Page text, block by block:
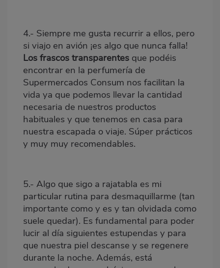
4.- Siempre me gusta recurrir a ellos, pero
si viajo en avión ¡es algo que nunca falla!
Los frascos transparentes que podéis
encontrar en la perfumería de
Supermercados Consum nos facilitan la
vida ya que podemos llevar la cantidad
necesaria de nuestros productos
habituales y que tenemos en casa para
nuestra escapada o viaje. Súper prácticos
y muy muy recomendables.
5.- Algo que sigo a rajatabla es mi
particular rutina para desmaquillarme (tan
importante como y es y tan olvidada como
suele quedar). Es fundamental para poder
lucir al día siguientes estupendas y para
que nuestra piel descanse y se regenere
durante la noche. Además, está